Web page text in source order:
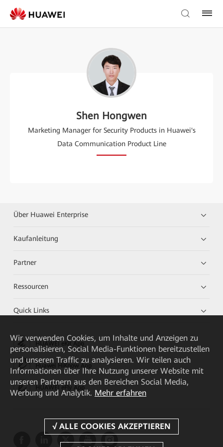
Shen Hongwen
Marketing Manager for Security Products in Huawei's
Data Communication Product Line
Über Huawei Enterprise
Kaufanleitung
Partner
Ressourcen
Quick Links
HUAWEI eKit App
Huawei HiKnow App
HUAWEI eFly App
Wir verwenden Cookies, um Inhalte und Anzeigen zu
personalisieren, Social Media-Funktionen bereitzustellen
und unseren Traffic zu analysieren. Wir teilen auch
Informationen über Ihre Nutzung unserer Website mit
unseren Partnern aus den Bereichen Social Media,
Werbung und Analytik. Mehr erfahren